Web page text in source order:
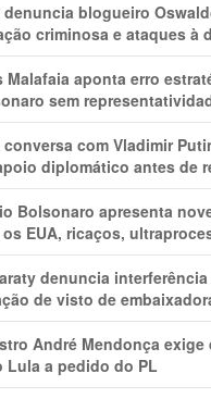
denuncia blogueiro
criminosa e ataques à
Malafaia aponta erro
sem
conversa com Vladimir
diplomático antes de
Bolsonaro apresenta
EUA, ricaços,
denuncia
de visto de
André Mendonça
Lula a pedido do PL